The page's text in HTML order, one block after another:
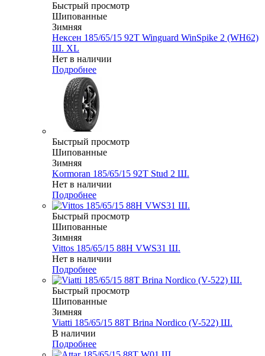
Быстрый просмотр
Шипованные
Зимняя
Нексен 185/65/15 92T Winguard WinSpike 2 (WH62)
Ш. XL
Нет в наличии
Подробнее
Быстрый просмотр
Шипованные
Зимняя
Kormoran 185/65/15 92T Stud 2 Ш.
Нет в наличии
Подробнее
Быстрый просмотр
Шипованные
Зимняя
Vittos 185/65/15 88H VWS31 Ш.
Нет в наличии
Подробнее
Быстрый просмотр
Шипованные
Зимняя
Viatti 185/65/15 88T Brina Nordico (V-522) Ш.
В наличии
Подробнее